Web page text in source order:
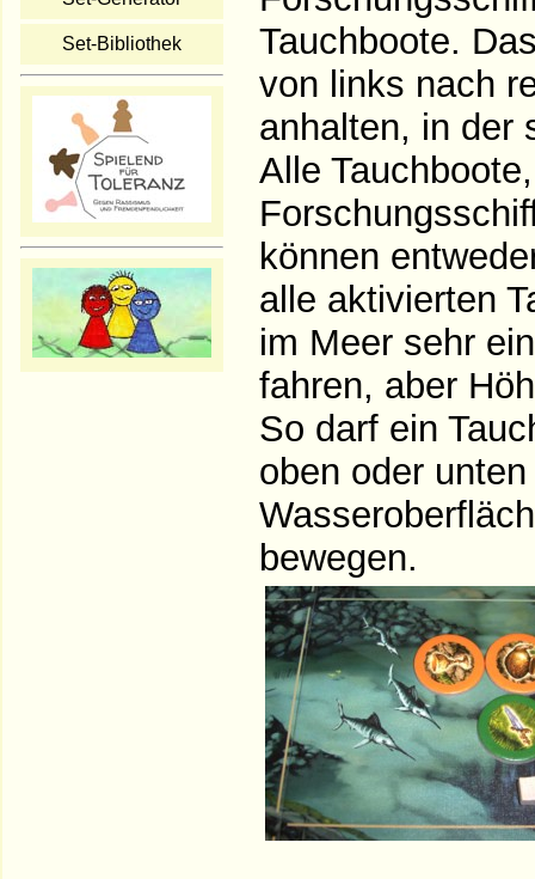
Set-Bibliothek
Tauchboote.
von links nach
anhalten, in der
Alle
können
alle aktivierten
im Meer sehr
fahren, aber
So darf ein
oben oder
bewegen.